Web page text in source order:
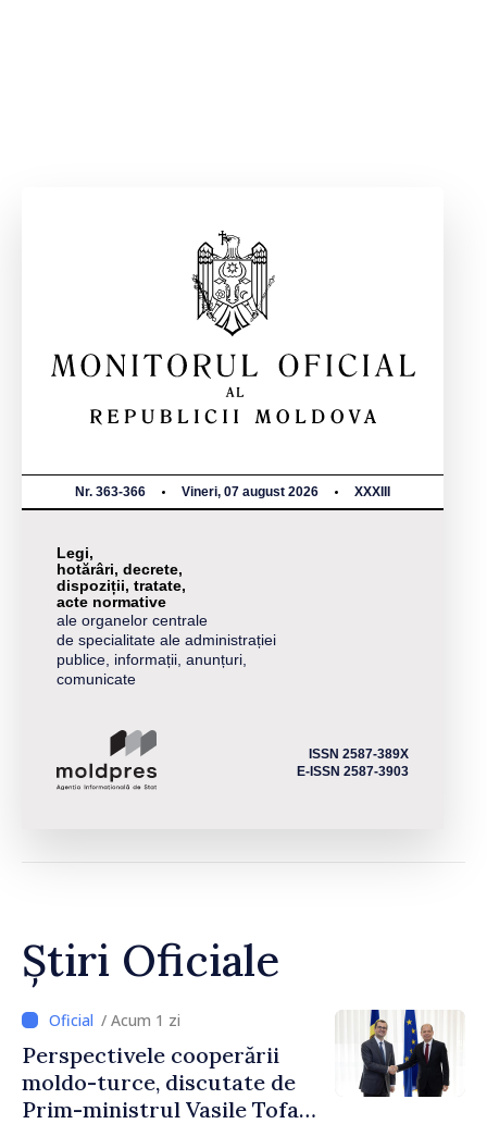
Nr. 363-366 Vineri, 07 august 2026 XXXIII
Legi,
hotărâri, decrete,
dispoziții, tratate,
acte normative
ale organelor centrale
de specialitate ale administrației
publice, informații, anunțuri,
comunicate
ISSN 2587-389X
E-ISSN 2587-3903
Știri Oficiale
/ Acum 1 zi
Perspectivele cooperării
moldo-turce, discutate de
Prim-ministrul Vasile Tofan